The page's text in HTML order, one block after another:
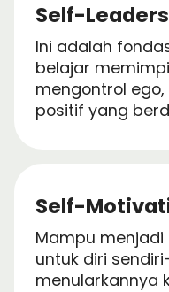
Self-
Ini adalah
belajar
mengontrol
positif yang
Self-
Mampu
untuk diri
menularkannya